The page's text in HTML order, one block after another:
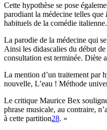
Cette hypothèse se pose
parodiant la médecine telles que
habituels de la comédie
La parodie de la médecine qui
Ainsi les didascalies du début de
consultation est terminée. Diète
La mention d’un traitement par
nouvelle, L’eau ! Méthode
Le critique Maurice Bex
phrase musicale, au contraire,
à cette partition28. »